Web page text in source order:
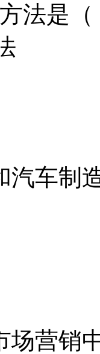
方法
意
见
汽车
争
争
场营